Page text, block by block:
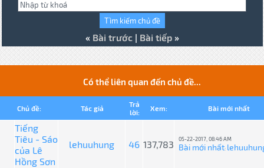
« Bài trước| Bài tiếp»
Có thể liên quan đến chủ đề...
Chủ đề: Tác giả
Trả
lời:
Xem: Bài mới nhất
Tiếng
Tiêu - Sáo
của Lê
Hồng Sơn
lehuuhung 46 137,783 05-22-2017, 08:46 AM
Bài mới nhất: